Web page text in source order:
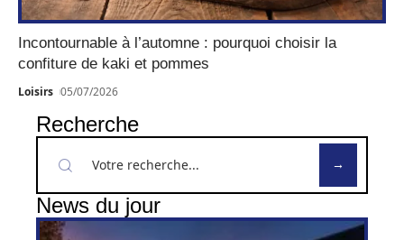
Incontournable à l’automne : pourquoi choisir la
confiture de kaki et pommes
Loisirs 05/07/2026
Recherche
News du jour